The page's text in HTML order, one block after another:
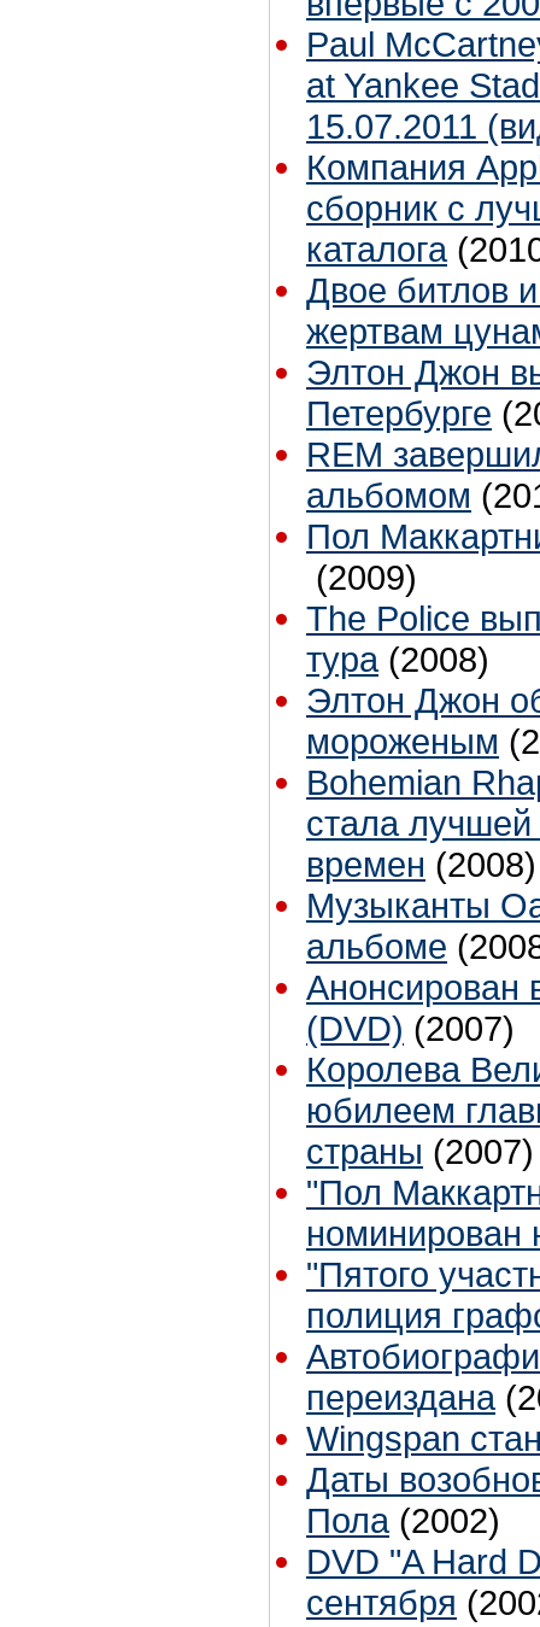
Paul
at Yankee
15.07.2011
Компания
сборник с
каталога
Двое битлов
жертвам
Элтон Джон
Петербурге
REM
альбомом
Пол
(2009)
The Police
тура (2008)
Элтон Джон
мороженым
Bohemian
стала лучшей
времен (2008)
Музыканты
альбоме
Анонсирован
(DVD) (2007)
Королева
юбилеем
страны (2007)
"Пол
номинирован
"Пятого
полиция
переиздана
Wingspan
Даты
Пола (2002)
DVD "A Hard
сентября